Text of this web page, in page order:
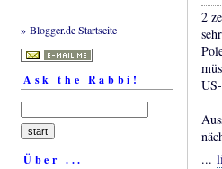
» Blogger.de Startseite
Ask the Rabbi!
Über ...
2
...